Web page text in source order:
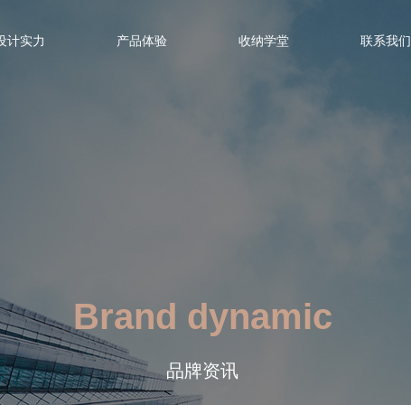
计实力 产品体验 收纳学堂 联系我们
Brand dynamic
品牌资讯